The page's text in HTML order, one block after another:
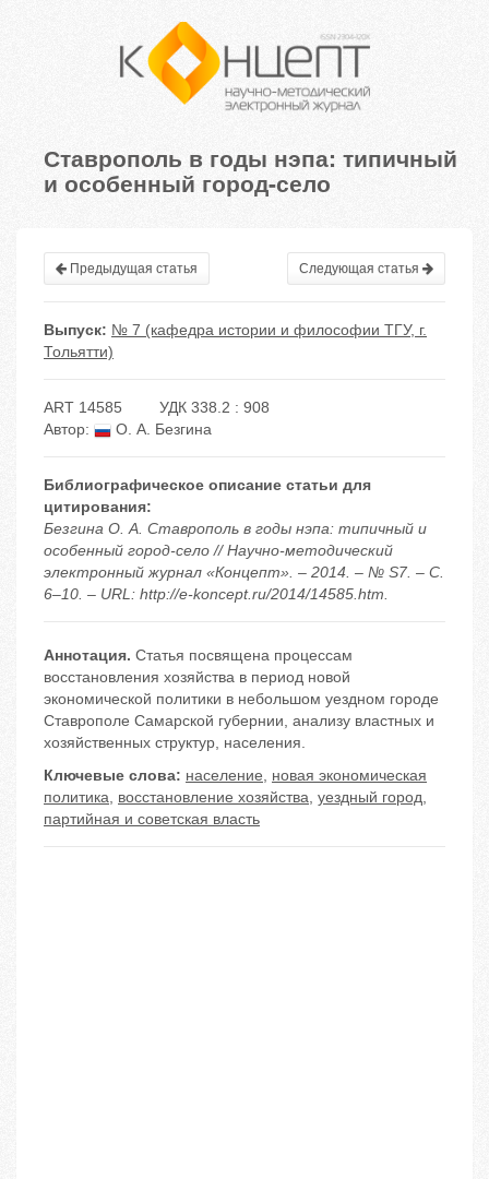
Ставрополь в годы нэпа: типичный
и особенный город-село
Предыдущая статья Следующая статья
Выпуск: № 7 (кафедра истории и философии ТГУ, г.
Тольятти)
ART 14585
УДК 338.2 : 908
Автор:
О. А. Безгина
Библиографическое описание статьи для
цитирования:
Безгина О. А. Ставрополь в годы нэпа: типичный и
особенный город-село // Научно-методический
электронный журнал «Концепт». – 2014. – № S7. – С.
6–10. – URL: http://e-koncept.ru/2014/14585.htm.
Аннотация. Статья посвящена процессам
восстановления хозяйства в период новой
экономической политики в небольшом уездном городе
Ставрополе Самарской губернии, анализу властных и
хозяйственных структур, населения.
Ключевые слова: население, новая экономическая
политика, восстановление хозяйства, уездный город,
партийная и советская власть